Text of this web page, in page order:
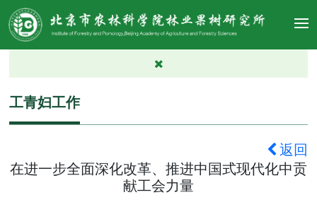
工青妇工作
返回
在进一步全面深化改革、推进中国式现代化中贡
献工会力量